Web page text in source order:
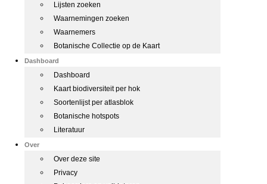
Lijsten zoeken
Waarnemingen zoeken
Waarnemers
Botanische Collectie op de Kaart
Dashboard
Dashboard
Kaart biodiversiteit per hok
Soortenlijst per atlasblok
Botanische hotspots
Literatuur
Over
Over deze site
Privacy